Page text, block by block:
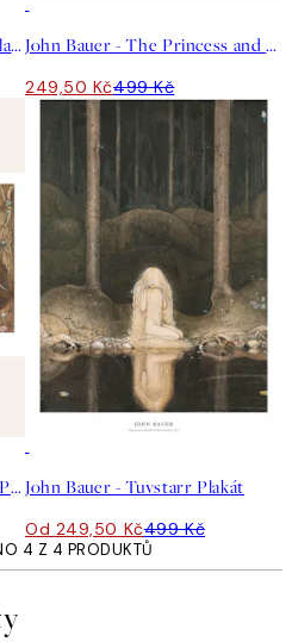
John Bauer - Vill Vallareman Plakát John Bauer - The Princess and the Trolls Plakát
249,50 Kč499 Kč
John Bauer - Poor Little Bear Plakát John Bauer - Tuvstarr Plakát
Od 249,50 Kč499 Kč
4 Z 4 PRODUKTŮ